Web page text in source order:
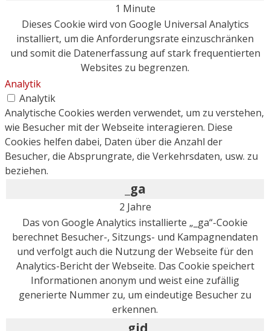
1 Minute
Dieses Cookie wird von Google Universal Analytics
installiert, um die Anforderungsrate einzuschränken
und somit die Datenerfassung auf stark frequentierten
Websites zu begrenzen.
Analytik
Analytik
Analytische Cookies werden verwendet, um zu verstehen,
wie Besucher mit der Webseite interagieren. Diese
Cookies helfen dabei, Daten über die Anzahl der
Besucher, die Absprungrate, die Verkehrsdaten, usw. zu
beziehen.
_ga
2 Jahre
Das von Google Analytics installierte „_ga“-Cookie
berechnet Besucher-, Sitzungs- und Kampagnendaten
und verfolgt auch die Nutzung der Webseite für den
Analytics-Bericht der Webseite. Das Cookie speichert
Informationen anonym und weist eine zufällig
generierte Nummer zu, um eindeutige Besucher zu
erkennen.